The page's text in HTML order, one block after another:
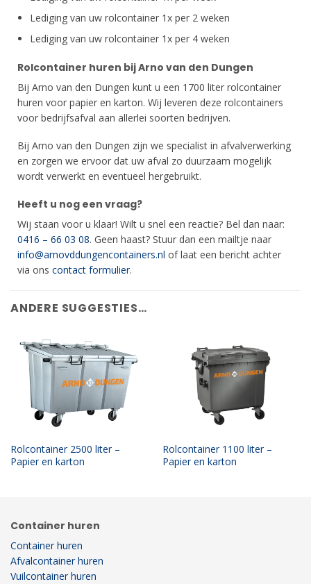
Lediging van uw rolcontainer 1x per 2 weken
Lediging van uw rolcontainer 1x per 4 weken
Rolcontainer huren bij Arno van den Dungen
Bij Arno van den Dungen kunt u een 1700 liter rolcontainer
huren voor papier en karton. Wij leveren deze rolcontainers
voor bedrijfsafval aan allerlei soorten bedrijven.
Bij Arno van den Dungen zijn we specialist in afvalverwerking
en zorgen we ervoor dat uw afval zo duurzaam mogelijk
wordt verwerkt en eventueel hergebruikt.
Heeft u nog een vraag?
Wij staan voor u klaar! Wilt u snel een reactie? Bel dan naar:
0416 – 66 03 08. Geen haast? Stuur dan een mailtje naar
info@arnovddungencontainers.nl of laat een bericht achter
via ons contact formulier.
ANDERE SUGGESTIES…
Rolcontainer 2500 liter –
Papier en karton
Rolcontainer 1100 liter –
Papier en karton
Container huren
Container huren
Afvalcontainer huren
Vuilcontainer huren